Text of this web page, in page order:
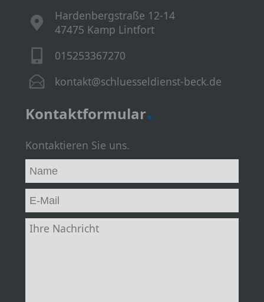
Hardenbergstraße 12-14
47475 Kamp Lintfort
015253367270
kontakt@schluesseldienst-beck.de
Kontaktformular.
Kontaktieren Sie uns.